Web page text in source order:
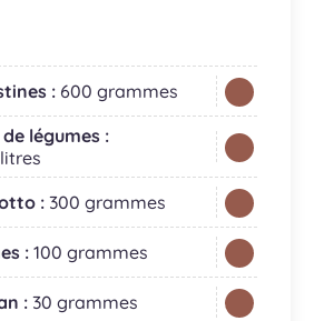
: 600 grammes
légumes :
: 300 grammes
: 100 grammes
: 30 grammes